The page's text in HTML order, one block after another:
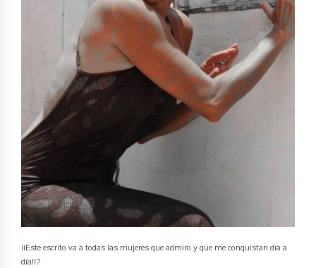
¡¡Este escrito va a todas las mujeres que admiro y que me conquistan día a
día!!?